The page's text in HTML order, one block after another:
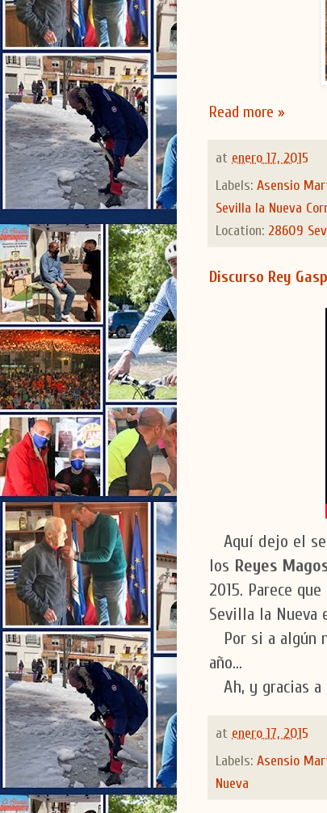
Read more »
at enero 17, 2015
Labels: Asensio
Sevilla la Nueva
Location: 28609
Discurso Rey
Aquí dejo el
los Reyes
2015. Parece
Sevilla la Nueva
Por si a algún
año...
Ah, y gracias a
at enero 17, 2015
Labels: Asensio
Nueva